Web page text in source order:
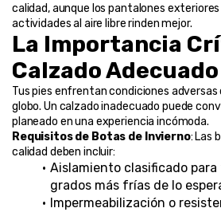
calidad, aunque los pantalones
actividades al aire libre rinden mejor.
La Importancia
Calzado Adecuado
Tus pies enfrentan condiciones adversas
globo. Un calzado inadecuado puede
planeado en una experiencia incómoda.
Requisitos de Botas de Invierno: Las
calidad deben incluir:
Aislamiento clasificado
grados más frías de lo
Impermeabilización o